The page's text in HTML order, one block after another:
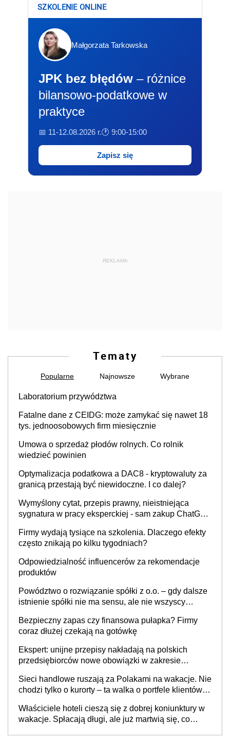
SZKOLENIE ONLINE
Małgorzata Tarkowska
JPK bez błędów – różnice
bilansowo-podatkowe w
praktyce
📅 11-12.08.2026 r.🕐 9:00-15:00
Zapisz się
REKLAMA
Tematy
Popularne Najnowsze Wybrane
Laboratorium przywództwa
Fatalne dane z CEIDG: może zamykać się nawet 18
tys. jednoosobowych firm miesięcznie
Umowa o sprzedaż płodów rolnych. Co rolnik
wiedzieć powinien
Optymalizacja podatkowa a DAC8 - kryptowaluty za
granicą przestają być niewidoczne. I co dalej?
Wymyślony cytat, przepis prawny, nieistniejąca
sygnatura w pracy eksperckiej - sam zakup ChatGPT
Firmy wydają tysiące na szkolenia. Dlaczego efekty
często znikają po kilku tygodniach?
Odpowiedzialność influencerów za rekomendacje
produktów
Powództwo o rozwiązanie spółki z o.o. – gdy dalsze
istnienie spółki nie ma sensu, ale nie wszyscy
Bezpieczny zapas czy finansowa pułapka? Firmy
coraz dłużej czekają na gotówkę
Ekspert: unijne przepisy nakładają na polskich
przedsiębiorców nowe obowiązki w zakresie
Sieci handlowe ruszają za Polakami na wakacje. Nie
chodzi tylko o kurorty – ta walka o portfele klientów
cichu
Właściciele hoteli cieszą się z dobrej koniunktury w
wakacje. Spłacają długi, ale już martwią się, co